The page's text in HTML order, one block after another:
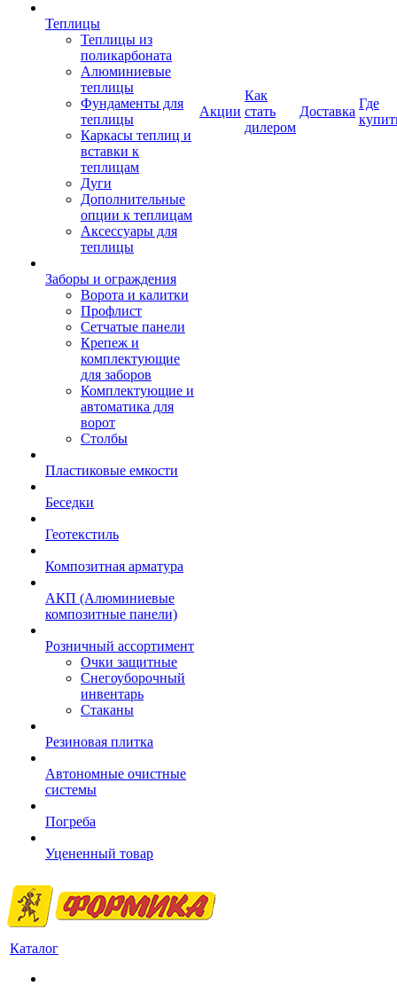
Теплицы
Теплицы из
поликарбоната
Алюминиевые
теплицы
Фундаменты для
теплицы
Каркасы теплиц и
вставки к
теплицам
Дуги
Дополнительные
опции к теплицам
Аксессуары для
теплицы
Заборы и ограждения
Ворота и калитки
Профлист
Сетчатые панели
Крепеж и
комплектующие
для заборов
Комплектующие и
автоматика для
ворот
Столбы
Пластиковые емкости
Беседки
Геотекстиль
Композитная арматура
АКП (Алюминиевые
композитные панели)
Розничный ассортимент
Очки защитные
Снегоуборочный
инвентарь
Стаканы
Резиновая плитка
Автономные очистные
системы
Погреба
Уцененный товар
Акции
Как
стать
дилером
Доставка
Где
Каталог